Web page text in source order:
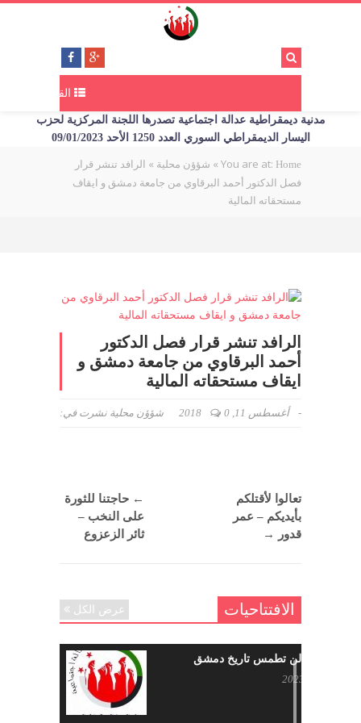
القائمة
مدنية ديمقراطية عدالة اجتماعية تصدرها اللجنة المركزية لحزب
اليسار الديمقراطي السوري العدد 1250 الأحد 09/01/2023
You are at: Home
» شؤؤن محلية » الرافد تنشر قرار
فصل الدكتور أحمد البرقاوي من جامعة دمشق و ايقاف
مستحقاته المالية
الرافد تنشر قرار فصل الدكتور
أحمد البرقاوي من جامعة دمشق و
ايقاف مستحقاته المالية
نشرت في: شؤؤن محلية - أغسطس 11, 2018 0
← حاجتنا للثورة
على النخب –
ثائر الزعزوع
تعالوا لأقتلكم
بأيديكم – عمر
قدور
→
الافتتاحيات عرض الكل
حرائقكم لن تطمس تاريخ دمشق